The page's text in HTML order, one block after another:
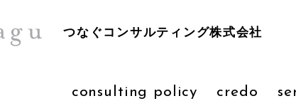
つなぐコンサルティング株式会社
consulting policy credo